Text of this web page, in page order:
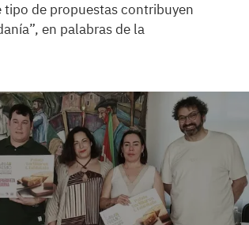
tipo de propuestas contribuyen
en palabras de la